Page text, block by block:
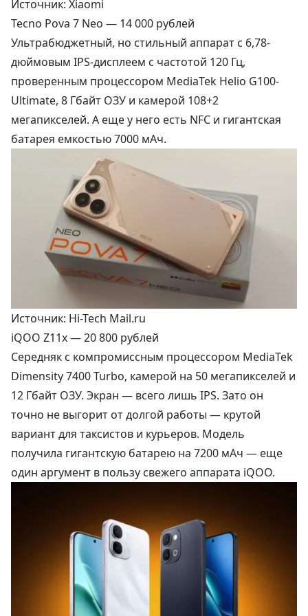
Источник: Xiaomi
Tecno Pova 7 Neo — 14 000 рублей
Ультрабюджетный, но стильный аппарат с 6,78-
дюймовым IPS-дисплеем с частотой 120 Гц,
проверенным процессором MediaTek Helio G100-
Ultimate, 8 Гбайт ОЗУ и камерой 108+2
мегапикселей. А еще у него есть NFC и гигантская
батарея емкостью 7000 мАч.
Источник: Hi-Tech Mail.ru
iQOO Z11х —20 800 рублей
Середняк с компромиссным процессором MediaTek
Dimensity 7400 Turbo, камерой на 50 мегапикселей и
12 Гбайт ОЗУ. Экран — всего лишь IPS. Зато он
точно не выгорит от долгой работы — крутой
вариант для таксистов и курьеров. Модель
получила гигантскую батарею на 7200 мАч — еще
один аргумент в пользу свежего аппарата iQOO.